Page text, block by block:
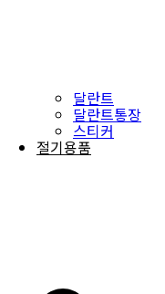
달란트
달란트통장
스티커
절기용품